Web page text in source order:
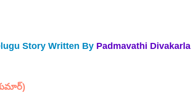
Story Written By Padmavathi Divakarla